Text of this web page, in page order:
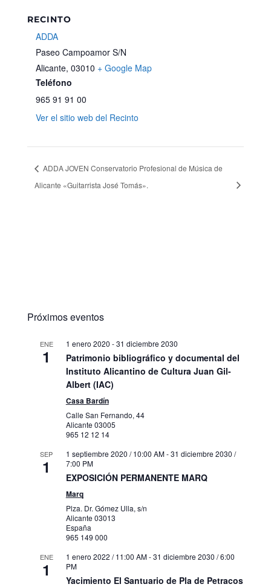
RECINTO
ADDA
Paseo Campoamor S/N
Alicante, 03010 + Google Map
Teléfono
965 91 91 00
Ver el sitio web del Recinto
ADDA JOVEN Conservatorio Profesional de Música de
Alicante «Guitarrista José Tomás».
Próximos eventos
ENE
1
1 enero 2020 -31 diciembre 2030
Patrimonio bibliográfico y documental del
Instituto Alicantino de Cultura Juan Gil-
Albert (IAC)
Casa Bardín
Calle San Fernando, 44
Alicante 03005
965 12 12 14
SEP
1
1 septiembre 2020 / 10:00 AM-31 diciembre 2030 /
7:00 PM
EXPOSICIÓN PERMANENTE MARQ
Marq
Plza. Dr. Gómez Ulla, s/n
Alicante 03013
España
965 149 000
ENE
1
1 enero 2022 / 11:00 AM-31 diciembre 2030 / 6:00
PM
Yacimiento El Santuario de Pla de Petracos